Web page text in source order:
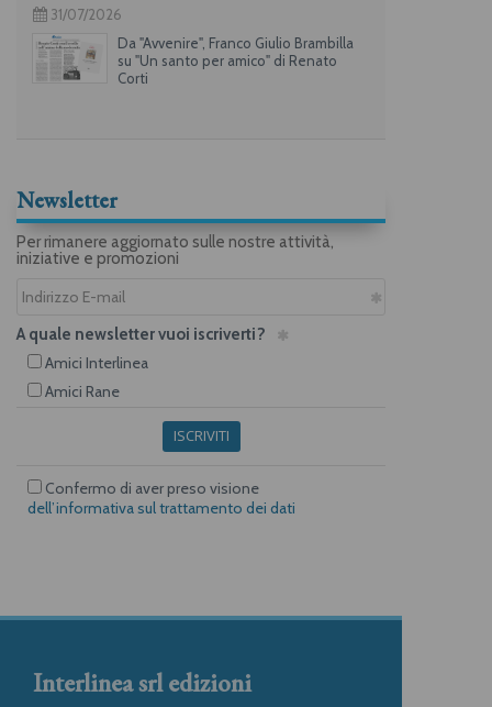
31/07/2026
Da "Avvenire", Franco Giulio Brambilla
su "Un santo per amico" di Renato
Corti
Newsletter
Per rimanere aggiornato sulle nostre attività,
iniziative e promozioni
A quale newsletter vuoi iscriverti?
Amici Interlinea
Amici Rane
ISCRIVITI
Confermo di aver preso visione
dell’informativa sul trattamento dei dati
Interlinea srl edizioni